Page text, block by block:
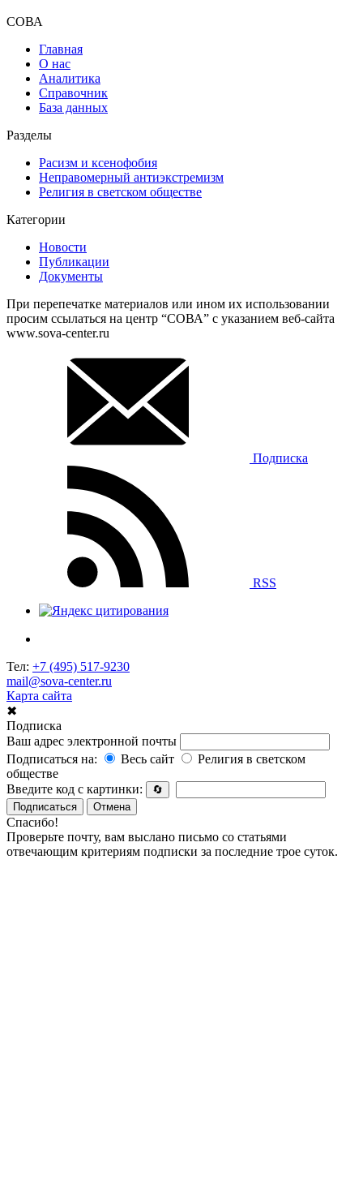
СОВА
Главная
О нас
Аналитика
Справочник
База данных
Разделы
Расизм и ксенофобия
Неправомерный антиэкстремизм
Религия в светском обществе
Категории
Новости
Публикации
Документы
При перепечатке материалов или ином их использовании
просим ссылаться на центр “СОВА” с указанием веб-сайта
www.sova-center.ru
Подписка
RSS
Тел: +7 (495) 517-9230
mail@sova-center.ru
Карта сайта
✖
Подписка
Ваш адрес электронной почты
Подписаться на:
Весь сайт
Религия в светском
обществе
Введите код с картинки:
🔄
Подписаться
Отмена
Спасибо!
Проверьте почту, вам выслано письмо со статьями
отвечающим критериям подписки за последние трое суток.